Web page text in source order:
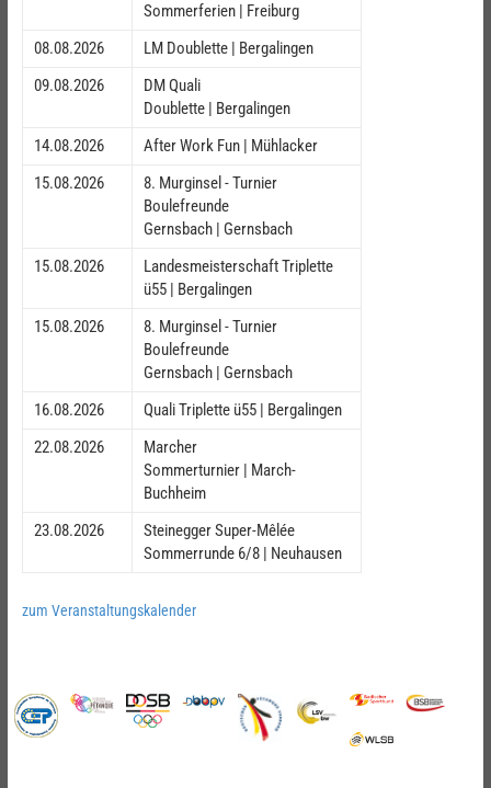
Sommerferien | Freiburg
08.08.2026
LM Doublette | Bergalingen
09.08.2026
DM Quali
Doublette | Bergalingen
14.08.2026
After Work Fun | Mühlacker
15.08.2026
8. Murginsel - Turnier
Boulefreunde
Gernsbach | Gernsbach
15.08.2026
Landesmeisterschaft Triplette
ü55 | Bergalingen
15.08.2026
8. Murginsel - Turnier
Boulefreunde
Gernsbach | Gernsbach
16.08.2026
Quali Triplette ü55 | Bergalingen
22.08.2026
Marcher
Sommerturnier | March-
Buchheim
23.08.2026
Steinegger Super-Mêlée
Sommerrunde 6/8 | Neuhausen
zum Veranstaltungskalender